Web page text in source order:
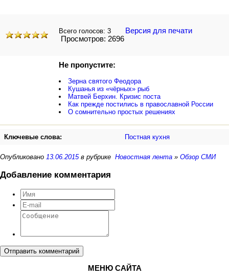
Всего голосов: 3
Версия для печати
Просмотров: 2696
Не пропустите:
Зерна святого Феодора
Кушанья из «чёрных» рыб
Матвей Берхин. Кризис поста
Как прежде постились в православной России
О сомнительно простых решениях
Ключевые слова: Постная кухня
Опубликовано 13.06.2015в рубрике Новостная лента » Обзор СМИ
Добавление комментария
Отправить комментарий
МЕНЮ САЙТА